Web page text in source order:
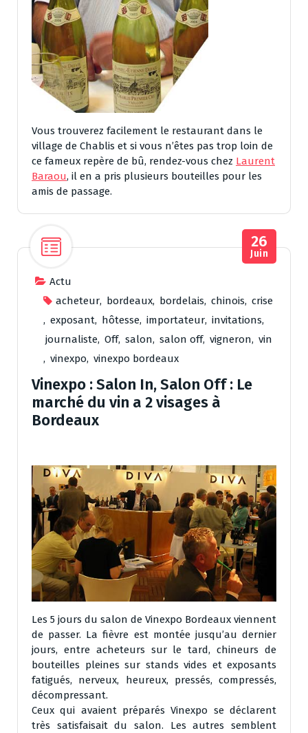
Vous trouverez facilement le restaurant dans le
village de Chablis et si vous n’êtes pas trop loin de
ce fameux repère de bû, rendez-vous chez Laurent
Baraou, il en a pris plusieurs bouteilles pour les
amis de passage.
Actu
acheteur, bordeaux, bordelais, chinois, crise
, exposant, hôtesse, importateur, invitations,
journaliste, Off, salon, salon off, vigneron, vin
, vinexpo, vinexpo bordeaux
26
Juin
Vinexpo : Salon In, Salon Off : Le
marché du vin a 2 visages à
Bordeaux
Les 5 jours du salon de Vinexpo Bordeaux viennent
de passer. La fièvre est montée jusqu’au dernier
jours, entre acheteurs sur le tard, chineurs de
bouteilles pleines sur stands vides et exposants
fatigués, nerveux, heureux, pressés, compressés,
décompressant.
Ceux qui avaient préparés Vinexpo se déclarent
très satisfaisait du salon. Les autres semblent